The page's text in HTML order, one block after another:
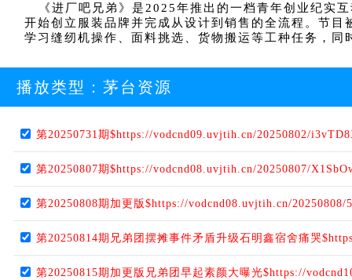
《进厂吧兄弟》是2025年推出的一档青年创业纪实
开始创立服装品牌并完成从设计到销售的全流程。节
学习缝纫机操作、面料挑选、货物搬运等工种任务，
播放类型： 茅台资源
第20250731期$https://vodcnd09.uvjtih.cn/20250802/
第20250807期$https://vodcnd08.uvjtih.cn/20250807/
第20250808期加更版$https://vodcnd08.uvjtih.cn/20250808/
第20250814期兄弟团摆摊事件矛盾升级石明鑫宿舍痛哭
第20250815期加更版兄弟团早起素颜大曝光$https://